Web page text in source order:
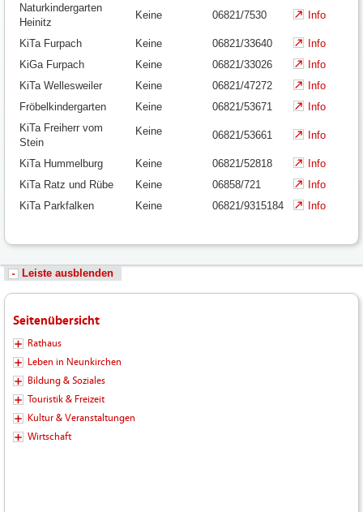
Naturkindergarten
Heinitz
Keine 06821/7530 Info
KiTa Furpach Keine 06821/33640
Info
KiGa Furpach
Keine 06821/33026
Info
KiTa Wellesweiler
Keine 06821/47272
Info
Fröbelkindergarten
Keine 06821/53671
Info
KiTa Freiherr vom
Stein
Keine 06821/53661 Info
KiTa Hummelburg Keine 06821/52818
Info
KiTa Ratz und Rübe
Keine 06858/721
Info
KiTa Parkfalken
Keine 06821/9315184 Info
Leiste ausblenden
Seitenübersicht
Rathaus
Leben in Neunkirchen
Bildung & Soziales
Touristik & Freizeit
Kultur & Veranstaltungen
Wirtschaft